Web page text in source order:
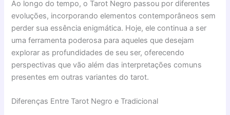
Ao longo do tempo, o Tarot Negro passou por diferentes
evoluções, incorporando elementos contemporâneos sem
perder sua essência enigmática. Hoje, ele continua a ser
uma ferramenta poderosa para aqueles que desejam
explorar as profundidades de seu ser, oferecendo
perspectivas que vão além das interpretações comuns
presentes em outras variantes do tarot.
Diferenças Entre Tarot Negro e Tradicional